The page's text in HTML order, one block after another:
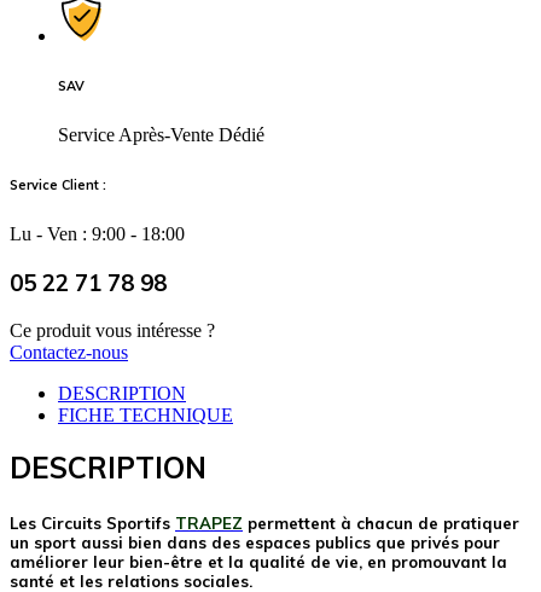
SAV
Service Après-Vente Dédié
Service Client :
Lu - Ven : 9:00 - 18:00
05 22 71 78 98
Ce produit vous intéresse ?
Contactez-nous
DESCRIPTION
FICHE TECHNIQUE
DESCRIPTION
Les Circuits Sportifs TRAPEZ permettent à chacun de pratiquer
un sport aussi bien dans des espaces publics que privés pour
améliorer leur bien-être et la qualité de vie, en promouvant la
santé et les relations sociales.